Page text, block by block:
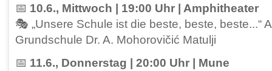
📅 10.6., Mittwoch | 19:00 Uhr | Amphitheater
🎭 „Unsere Schule ist die beste, beste, beste...“
Grundschule Dr. A. Mohorovičić Matulji
📅 11.6., Donnerstag | 20:00 Uhr | Mune